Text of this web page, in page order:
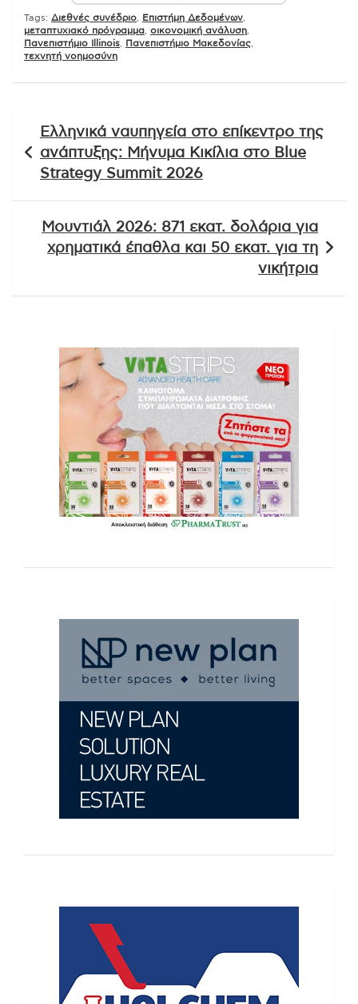
Tags: Διεθνές συνέδριο Επιστήμη Δεδομένων
μεταπτυχιακό πρόγραμμα οικονομική ανάλυση
Πανεπιστήμιο Illinois
Πανεπιστήμιο Μακεδονίας
τεχνητή νοημοσύνη
άρθρων
Ελληνικά ναυπηγεία στο επίκεντρο της
ανάπτυξης: Μήνυμα Κικίλια στο Blue
Strategy Summit 2026
Μουντιάλ 2026: 871 εκατ. δολάρια για
χρηματικά έπαθλα και 50 εκατ. για τη
νικήτρια